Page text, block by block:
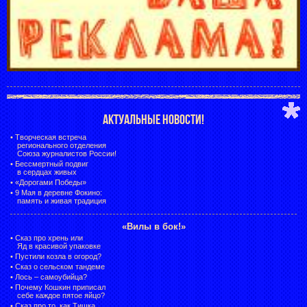
АКТУАЛЬНЫЕ НОВОСТИ!
• Творческая встреча
регионального отделения
Союза журналистов России!
• Бессмертный подвиг
в сердцах живых
• «Дорогами Победы»
• 9 Мая в деревне Фокино:
память и живая традиция
«Вилы в бок!»
• Сказ про хрень или
Яд в красивой упаковке
• Пустили козла в огород?
• Сказ о сельском тандеме
• Лось – самоубийца?
• Почему Кошкин приписал
себе каждое пятое яйцо?